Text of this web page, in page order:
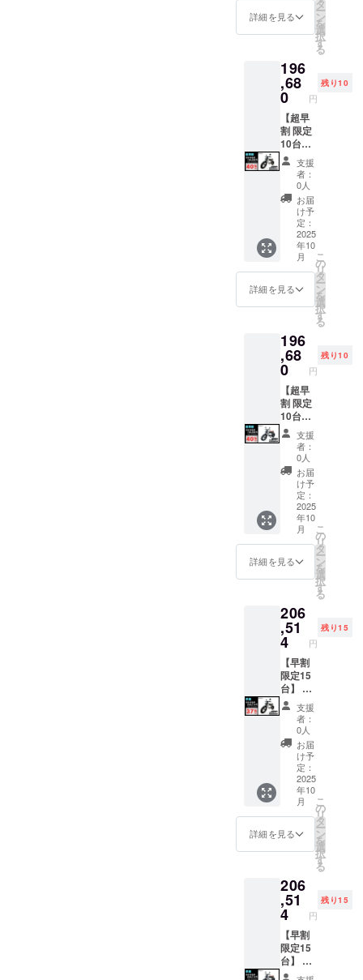
他法定
表示を
含む）
み ▼対
応車種
・
RHINO
B（500
w 原付
一種 電
動バイ
ク） ・
RHINO
B（100
0w 原付
二種 電
動バイ
ク）
円の
42%OF
F ※箱入
ドル
バーと
前輪の
取付け
が必要)
での送
料
18,800
円を含
んだ金
額で
す。 ※
離島
（北海
道、沖
縄、離
島在住
の方向
け）の
追加送
CAMPF
IREをご
注文さ
れた
後、商
品を発
送する
一週間
前に弊
社の
ホーム
ページ
にて追
加の離
島送料
11,000
円(税込
み)をお
払う必
要があ
す。ご
注意く
ださ
い。 ※
組立完
成車の
お届け
はオー
プショ
ンで別
に購入
する必
要があ
りま
す。 ※
製品の
品質向
上と改
良によ
り、デ
ン・仕
様は変
更にな
る可能
性もご
ざいま
す。
ご了承
カ
ラー：
アバン
ク (サド
ル色は
ブラッ
クにな
りま
す。
オープ
ション
でブラ
ウン色
に変更
できま
す。) ●
一般販
売予定
価格：
327,800
円の
42%OF
F ※箱入
ドル
バーと
前輪の
取付け
が必要)
での送
料
18,800
円を含
んだ金
額で
す。 ※
離島
（北海
道、沖
縄、離
島在住
の方向
け）の
追加送
CAMPF
IREをご
注文さ
れた
後、商
品を発
送する
一週間
前に弊
社の
ホーム
ページ
にて追
加の離
島送料
11,000
円(税込
み)をお
払う必
要があ
す。ご
注意く
ださ
い。 ※
組立完
成車の
お届け
はオー
詳細を見る
タ
ー
ン
を
選
択
す
る
196
,68
0 円
残り10
【超早
割 限定
10台】
●イープ
ラスミ
ライ
RHINO
バイク
原付一
種500W
モデル
×1台 ●
カ
ラー：
サンド
ジュ (サ
ドル色
はブ
ラック
になり
ます。
オープ
ション
でブラ
ウン色
に変更
できま
す。) ●
一般販
売予定
価格：
327,800
円の
40%OF
F ※箱入
ドル
バーと
前輪の
取付け
が必要)
での送
料
18,800
円を含
んだ金
額で
す。 ※
離島
（北海
道、沖
縄、離
島在住
の方向
け）の
追加送
CAMPF
IREをご
注文さ
れた
後、商
品を発
送する
一週間
支援
者：
0人
お届
け予
定：
2025
年10
月
詳細を見る
こ
の
リ
タ
ー
ン
を
選
択
す
る
196
,68
0 円
残り10
【超早
割 限定
10台】
●イープ
ラスミ
ライ
RHINO
バイク
原付一
種500W
モデル
×1台 ●
カ
ラー：
アバン
ク (サド
ル色は
ブラッ
クにな
りま
す。
オープ
ション
でブラ
ウン色
に変更
できま
す。) ●
一般販
売予定
価格：
327,800
円の
40%OF
F ※箱入
ドル
バーと
前輪の
取付け
が必要)
での送
料
18,800
支援
者：
0人
お届
け予
定：
2025
年10
月
詳細を見る
こ
の
リ
タ
ー
ン
を
選
択
す
る
206
,51
4 円
残り15
【早割
限定15
台】 ●
イープ
ラスミ
ライ
RHINO
バイク
原付一
種500W
モデル
×1台 ●
カ
ラー：
サンド
ジュ (サ
ドル色
はブ
ラック
になり
ます。
オープ
ション
支援
者：
0人
お届
け予
定：
2025
年10
月
詳細を見る
こ
の
リ
タ
ー
ン
を
選
択
す
る
206
,51
4 円
残り15
【早割
限定15
台】 ●
イープ